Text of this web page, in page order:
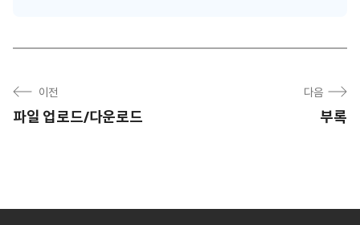
이전
파일 업로드/다운로드
다음
부록